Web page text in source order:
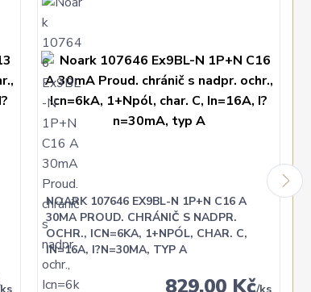
NOARK 107646 EX9BL-N 1P+N C16 A
30MA PROUD. CHRÁNIČ S NADPR.
OCHR., ICN=6KA, 1+NPÓL, CHAR. C,
IN=16A, I?N=30MA, TYP A
829,00 Kč